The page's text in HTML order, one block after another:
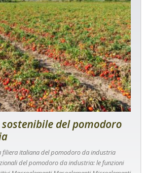
del pomodoro
filiera italiana del pomodoro da industria
del pomodoro da industria: le funzioni